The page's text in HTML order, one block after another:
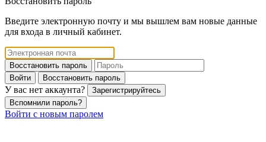
Введите электронную почту и мы вышлем вам новые данные
для входа в личный кабинет.
Восстановить пароль
Войти
Восстановить пароль
У вас нет аккаунта?
Зарегистрируйтесь
Вспомнили пароль?
Войти с новым паролем